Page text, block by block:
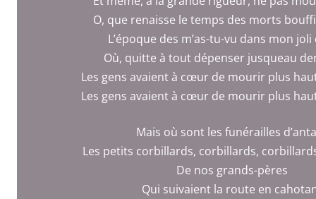
O, que renaisse le temps des morts
L’époque des m’as-tu-vu dans mon
Où, quitte à tout dépenser jusqueau
Les gens avaient à cœur de mourir plus
Les gens avaient à cœur de mourir plus
Mais où sont les funérailles
Les petits corbillards, corbillards,
De nos grands-pères
Qui suivaient la route en